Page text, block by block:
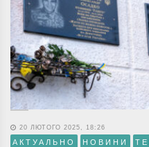
20 ЛЮТОГО 2025, 18:26
АКТУАЛЬНО НОВИНИ